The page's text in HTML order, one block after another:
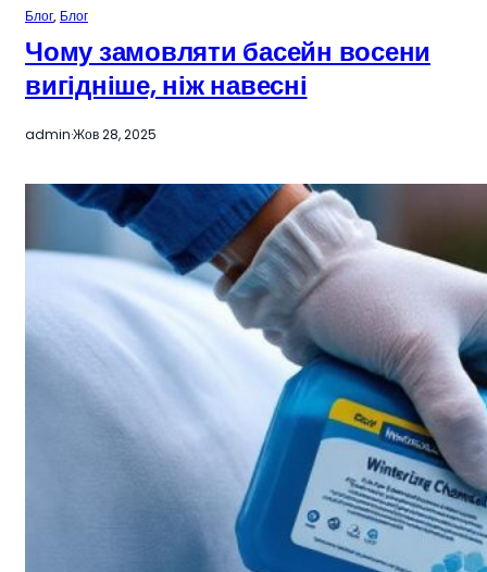
Блог, Блог
Чому замовляти басейн восени
вигідніше, ніж навесні
admin·Жов 28, 2025